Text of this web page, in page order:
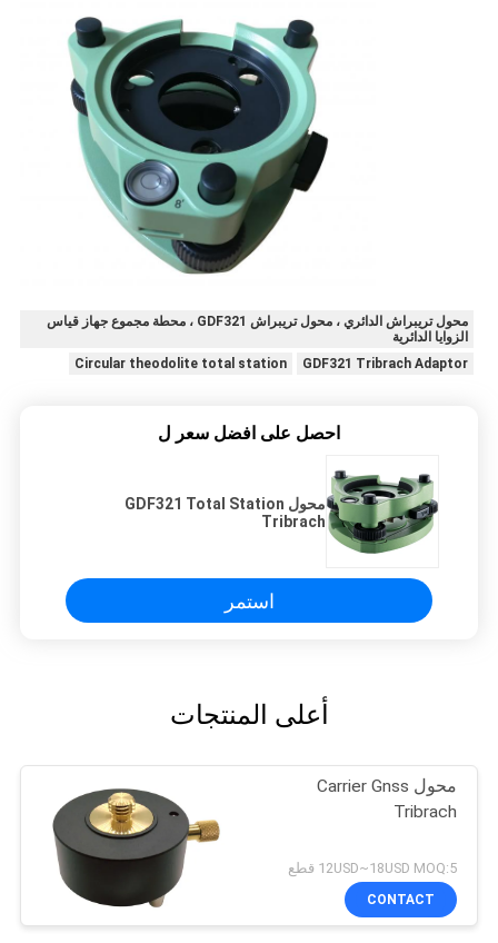
محول تريبراش الدائري ، محول تريبراش GDF321 ، محطة مجموع جهاز قياس
الزوايا الدائرية
GDF321 Tribrach Adaptor
Circular theodolite total station
احصل على افضل سعر ل
محول GDF321 Total Station
Tribrach
استمر
أعلى المنتجات
محول Carrier Gnss
Tribrach
12USD~18USD MOQ:5 قطع
CONTACT